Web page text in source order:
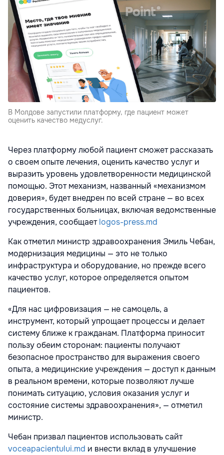
В Молдове запустили платформу, где пациент может
оценить качество медуслуг.
Через платформу любой пациент сможет рассказать
о своем опыте лечения, оценить качество услуг и
выразить уровень удовлетворенности медицинской
помощью. Этот механизм, названный «механизмом
доверия», будет внедрен по всей стране — во всех
государственных больницах, включая ведомственные
учреждения, сообщаетlogos-press.md
Как отметил министр здравоохранения Эмиль Чебан,
модернизация медицины — это не только
инфраструктура и оборудование, но прежде всего
качество услуг, которое определяется опытом
пациентов.
«Для нас цифровизация — не самоцель, а
инструмент, который упрощает процессы и делает
систему ближе к гражданам. Платформа приносит
пользу обеим сторонам: пациенты получают
безопасное пространство для выражения своего
опыта, а медицинские учреждения — доступ к данным
в реальном времени, которые позволяют лучше
понимать ситуацию, условия оказания услуг и
состояние системы здравоохранения», — отметил
министр.
Чебан призвал пациентов использовать сайт
voceapacientului.md и внести вклад в улучшение